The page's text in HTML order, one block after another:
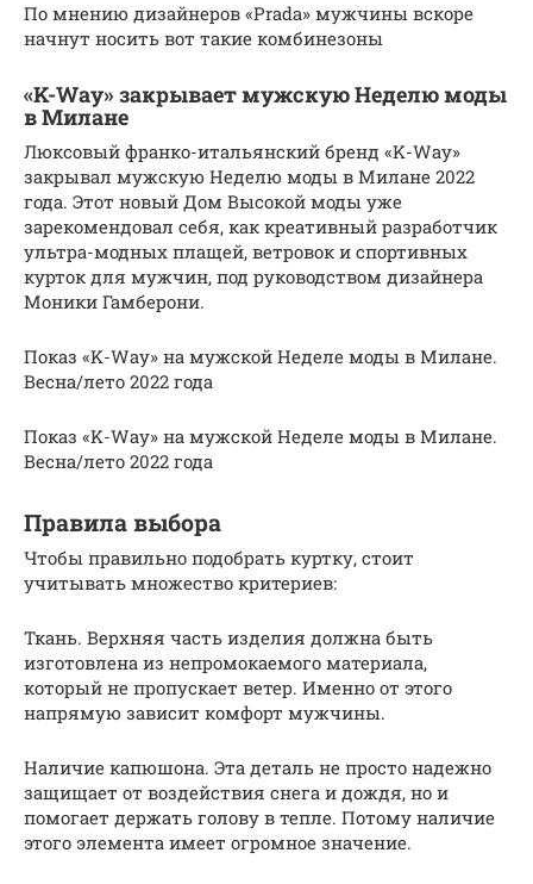
По мнению дизайнеров «Prada» мужчины вскоре
начнут носить вот такие комбинезоны
«K-Way» закрывает мужскую Неделю моды
в Милане
Люксовый франко-итальянский бренд «K-Way»
закрывал мужскую Неделю моды в Милане 2022
года. Этот новый Дом Высокой моды уже
зарекомендовал себя, как креативный разработчик
ультра-модных плащей, ветровок и спортивных
курток для мужчин, под руководством дизайнера
Моники Гамберони.
Показ «K-Way» на мужской Неделе моды в Милане.
Весна/лето 2022 года
Показ «K-Way» на мужской Неделе моды в Милане.
Весна/лето 2022 года
Правила выбора
Чтобы правильно подобрать куртку, стоит
учитывать множество критериев:
Ткань. Верхняя часть изделия должна быть
изготовлена из непромокаемого материала,
который не пропускает ветер. Именно от этого
напрямую зависит комфорт мужчины.
Наличие капюшона. Эта деталь не просто надежно
защищает от воздействия снега и дождя, но и
помогает держать голову в тепле. Потому наличие
этого элемента имеет огромное значение.